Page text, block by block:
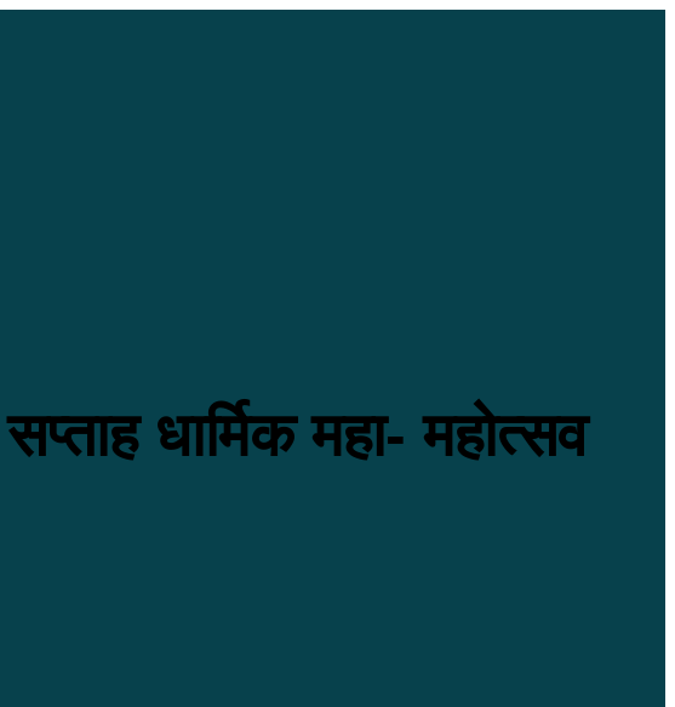
धार्मिक महा- महोत्सव